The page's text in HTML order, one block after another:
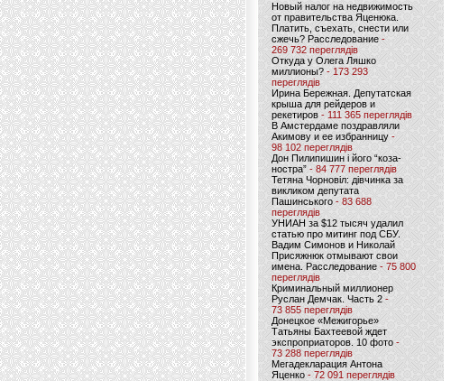
Новый налог на недвижимость
от правительства Яценюка.
Платить, съехать, снести или
сжечь? Расследование-
269 732 переглядів
Откуда у Олега Ляшко
миллионы? - 173 293
переглядів
Ирина Бережная. Депутатская
крыша для рейдеров и
рекетиров - 111 365 переглядів
В Амстердаме поздравляли
Акимову и ее избранницу -
98 102 переглядів
Дон Пилипишин і його “коза-
ностра” - 84 777 переглядів
Тетяна Чорновіл: дівчинка за
викликом депутата
Пашинського- 83 688
переглядів
УНИАН за $12 тысяч удалил
статью про митинг под СБУ.
Вадим Симонов и Николай
Присяжнюк отмывают свои
имена. Расследование - 75 800
переглядів
Криминальный миллионер
Руслан Демчак. Часть 2-
73 855 переглядів
Донецкое «Межигорье»
Татьяны Бахтеевой ждет
экспроприаторов. 10 фото -
73 288 переглядів
Мегадекларация Антона
Яценко - 72 091 переглядів